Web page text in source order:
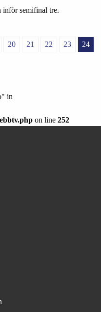
inför semifinal tre.
20 21 22 23
24
in
on line 252